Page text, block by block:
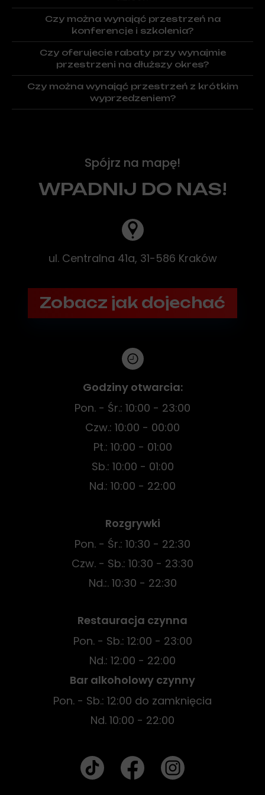
jak turnieje sportowe, gry zespołowe oraz warsztaty.
Dla dzieci oferujemy specjalne strefy zabaw,
animacje, pokazy magii oraz warsztaty kreatywne.
Czy można wynająć przestrzeń na
konferencje i szkolenia?
Tak, nasze przestrzenie są idealne na organizację
konferencji, szkoleń i innych spotkań biznesowych.
Czy oferujecie rabaty przy wynajmie
przestrzeni na dłuższy okres?
Tak, oferujemy atrakcyjne rabaty przy wynajmie
przestrzeni na dłuższy okres lub przy rezerwacji
cyklicznych wydarzeń.
Czy można wynająć przestrzeń z krótkim
wyprzedzeniem?
Spójrz na mapę!
WPADNIJ DO NAS!
ul. Centralna 41a, 31-586 Kraków
Zobacz jak dojechać
Godziny otwarcia:
Pon. - Śr.: 10:00 - 23:00
Czw.: 10:00 - 00:00
Pt.: 10:00 - 01:00
Sb.: 10:00 - 01:00
Nd.: 10:00 - 22:00
Rozgrywki
Pon. - Śr.: 10:30 - 22:30
Czw. - Sb.: 10:30 - 23:30
Nd.:. 10:30 - 22:30
Restauracja czynna
Pon. - Sb.: 12:00 - 23:00
Nd.: 12:00 - 22:00
Bar alkoholowy czynny
Pon. - Sb.: 12:00 do zamknięcia
Nd. 10:00 - 22:00